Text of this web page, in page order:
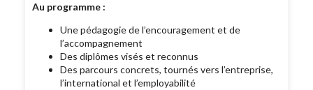
Au programme :
Une pédagogie de l’encouragement et de
l’accompagnement
Des diplômes visés et reconnus
Des parcours concrets, tournés vers l’entreprise,
l’international et l’employabilité